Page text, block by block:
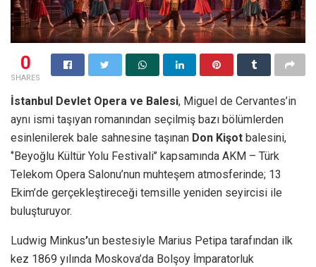
0
SHARES
İstanbul Devlet Opera ve Balesi, Miguel de Cervantes’in
aynı ismi taşıyan romanından seçilmiş bazı bölümlerden
esinlenilerek bale sahnesine taşınan Don Kişot balesini,
‘’Beyoğlu Kültür Yolu Festivali’’ kapsamında AKM – Türk
Telekom Opera Salonu’nun muhteşem atmosferinde; 13
Ekim’de gerçekleştireceği temsille yeniden seyircisi ile
buluşturuyor.
Ludwig Minkus’un bestesiyle Marius Petipa tarafından ilk
kez 1869 yılında Moskova’da Bolşoy İmparatorluk